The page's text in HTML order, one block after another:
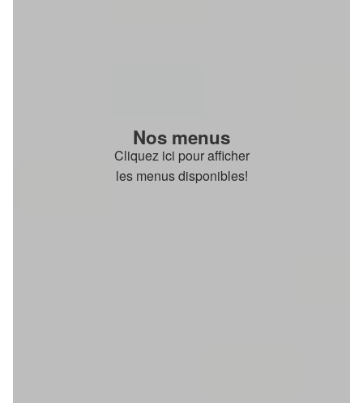
Nos menus
Cliquez ici pour afficher
les menus disponibles!